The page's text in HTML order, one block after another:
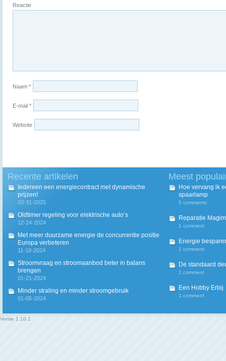
Reactie
Naam *
E-mail *
Website
Recente artikelen
Iedereen een energiecontract met dynamische
prijzen!
03-31-2025
Oldtimer regeling voor elektrische auto’s
12-24-2024
Met meer duurzame energie de concurrentie positie
Europa verbeteren
11-18-2024
Stroomvraag en stroomaanbod beter in balans
brengen
01-21-2024
Minder straling en minder stroomgebruik
01-05-2024
Meest
Hoe vervang ik
spaarlamp
5 comments
Reparatie
1 comment
Energie
1 comment
De standaard
1 comment
Een Hobby Erbij
1 comment
Versie 1.10.1